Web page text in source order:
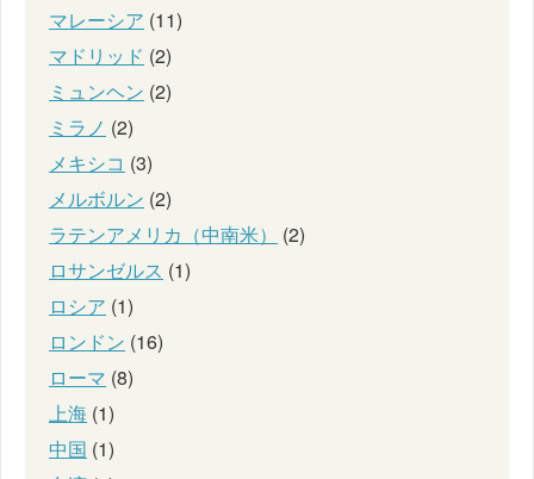
マレーシア (11)
マドリッド (2)
ミュンヘン (2)
ミラノ (2)
メキシコ (3)
メルボルン (2)
ラテンアメリカ（中南米）
(2)
ロサンゼルス (1)
ロシア (1)
ロンドン (16)
ローマ (8)
上海 (1)
中国 (1)